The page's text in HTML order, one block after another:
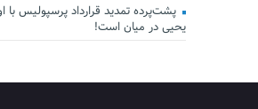
پشت‌پرده تمدید قرارداد پرسپولیس با
یحیی در میان است!